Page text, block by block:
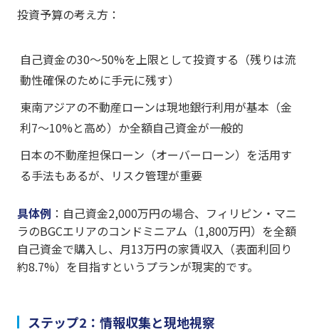
投資予算の考え方：
自己資金の30〜50%を上限として投資する（残りは流
動性確保のために手元に残す）
東南アジアの不動産ローンは現地銀行利用が基本（金
利7〜10%と高め）か全額自己資金が一般的
日本の不動産担保ローン（オーバーローン）を活用す
る手法もあるが、リスク管理が重要
具体例 ：自己資金2,000万円の場合、フィリピン・マニ
ラのBGCエリアのコンドミニアム（1,800万円）を全額
自己資金で購入し、月13万円の家賃収入（表面利回り
約8.7%）を目指すというプランが現実的です。
ステップ2：情報収集と現地視察